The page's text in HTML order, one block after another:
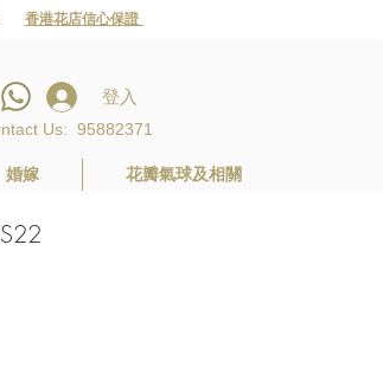
香港花店信心保證
登入
Us: 95882371
婚嫁 花瓣氣球及相關